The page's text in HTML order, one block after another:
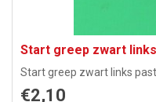
Start greep zwart
Start greep zwart links past
€2,10